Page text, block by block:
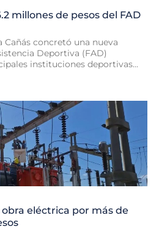
millones de pesos del FAD
Cañás concretó una nueva
Deportiva (FAD)
instituciones deportivas...
eléctrica por más de